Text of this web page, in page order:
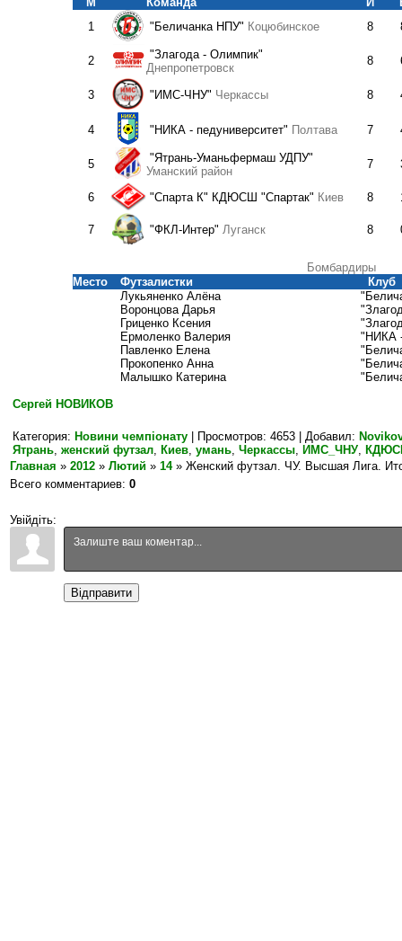
1
"Беличанка НПУ" Коцюбинское 8
2
"Злагода - Олимпик"
Днепропетровск
8
3 "ИМС-ЧНУ" Черкассы 8
4 "НИКА - педуниверситет" Полтава 7
5
"Ятрань-Уманьфермаш УДПУ"
Уманский район
7
6 "Спарта К" КДЮСШ "Спартак" Киев 8
7 "ФКЛ-Интер" Луганск 8
Бомбардиры
Место
Футзалистки
Клуб
Лукьяненко Алёна
Воронцова Дарья
Гриценко Ксения
Ермоленко Валерия
"НИКА -
Павленко Елена
Прокопенко Анна
Малышко Катерина
Сергей НОВИКОВ
Категория: Новини чемпіонату | Просмотров: 4653 | Добавил:
Ятрань женский футзал Киев умань Черкассы ИМС_ЧНУ
Главная » 2012 » Лютий » 14» Женский футзал. ЧУ. Высшая Лига.
Всего комментариев: 0
Увійдіть:
Відправити